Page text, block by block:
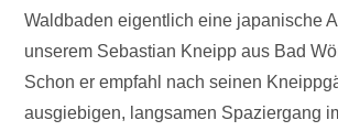
Waldbaden eigentlich eine japanische
unserem Sebastian Kneipp aus Bad
Schon er empfahl nach seinen
ausgiebigen, langsamen Spaziergang